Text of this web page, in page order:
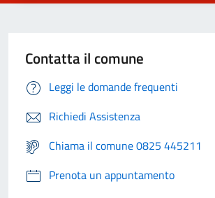
Contatta il comune
Leggi le domande frequenti
Richiedi Assistenza
Chiama il comune 0825 445211
Prenota un appuntamento